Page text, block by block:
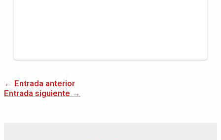
← Entrada anterior
Entrada siguiente →